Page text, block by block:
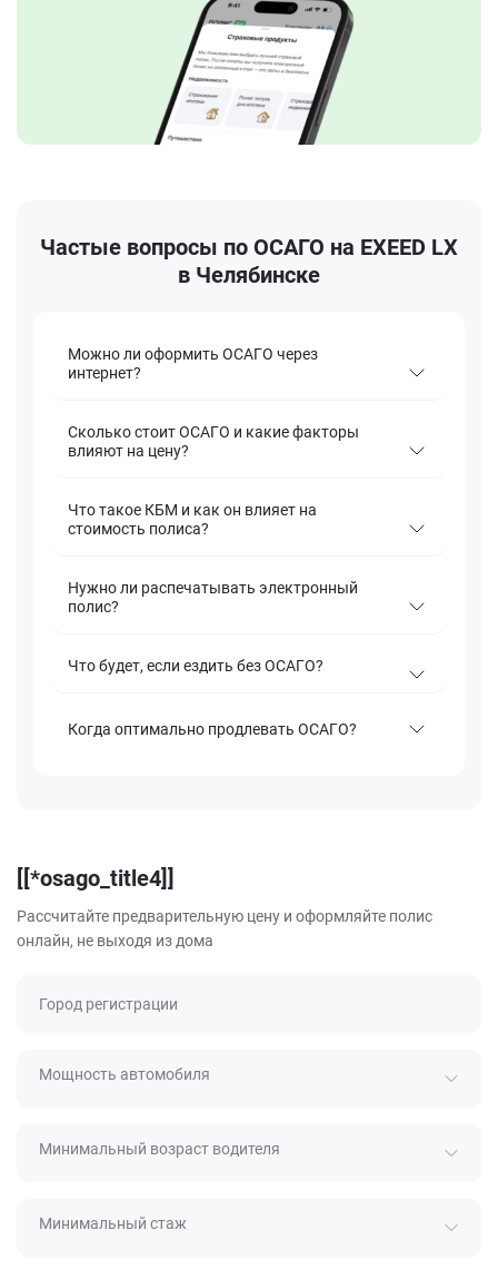
Частые вопросы по ОСАГО на EXEED LX
в Челябинске
Можно ли оформить ОСАГО через
интернет?
Сколько стоит ОСАГО и какие факторы
влияют на цену?
Что такое КБМ и как он влияет на
стоимость полиса?
Нужно ли распечатывать электронный
полис?
Что будет, если ездить без ОСАГО?
Когда оптимально продлевать ОСАГО?
[[*osago_title4]]
Рассчитайте предварительную цену и оформляйте полис
онлайн, не выходя из дома
Город регистрации
Мощность автомобиля
Минимальный возраст водителя
Минимальный стаж